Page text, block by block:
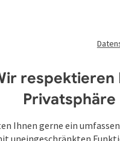
über die Marktgemeinde
für private Zwecke
Bedeutung. Im Gebäude
Wilhering, der Trauungssaal
(kostenlos)
Direkt im Zentrum
respektieren
Privatsphäre
Ihnen gerne ein